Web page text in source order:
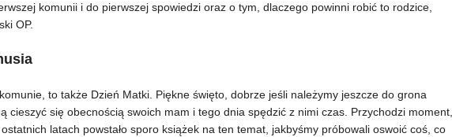
komunii i do pierwszej spowiedzi oraz o tym, dlaczego powinni robić to rodzice,
OP.
to także Dzień Matki. Piękne święto, dobrze jeśli należymy jeszcze do grona
cieszyć się obecnością swoich mam i tego dnia spędzić z nimi czas. Przychodzi moment,
latach powstało sporo książek na ten temat, jakbyśmy próbowali oswoić coś, co